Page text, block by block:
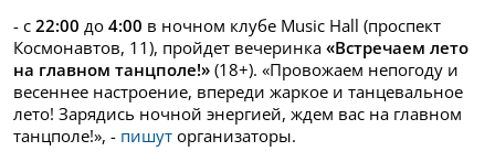
- с 22:00 до 4:00 в ночном клубе Music Hall (проспект
Космонавтов, 11), пройдет вечеринка «Встречаем лето
на главном танцполе!» (18+). «Провожаем непогоду и
весеннее настроение, впереди жаркое и танцевальное
лето! Зарядись ночной энергией, ждем вас на главном
танцполе!», - пишут организаторы.